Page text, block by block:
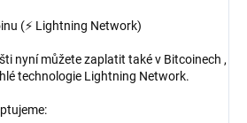
(⚡ Lightning Network)
nyní můžete zaplatit také v Bitcoinech ,
technologie Lightning Network.